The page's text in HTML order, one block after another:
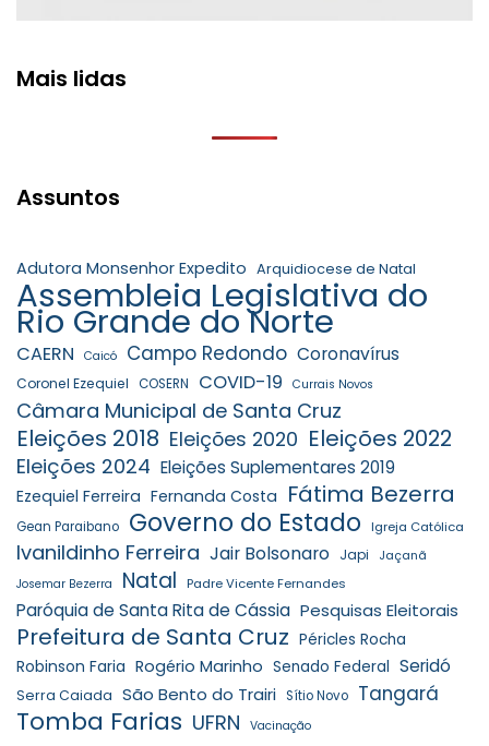
Mais lidas
Assuntos
Adutora Monsenhor Expedito Arquidiocese de Natal
Assembleia Legislativa do
Rio Grande do Norte
CAERN Caicó Campo Redondo Coronavírus
Coronel Ezequiel COSERN COVID-19 Currais Novos
Câmara Municipal de Santa Cruz
Eleições 2018 Eleições 2020 Eleições 2022
Eleições 2024 Eleições Suplementares 2019
Ezequiel Ferreira Fernanda Costa Fátima Bezerra
Gean Paraibano Governo do Estado Igreja Católica
Ivanildinho Ferreira Jair Bolsonaro Japi Jaçanã
Josemar Bezerra Natal Padre Vicente Fernandes
Paróquia de Santa Rita de Cássia Pesquisas Eleitorais
Prefeitura de Santa Cruz Péricles Rocha
Robinson Faria Rogério Marinho Senado Federal Seridó
Serra Caiada São Bento do Trairi Sítio Novo Tangará
Tomba Farias UFRN Vacinação